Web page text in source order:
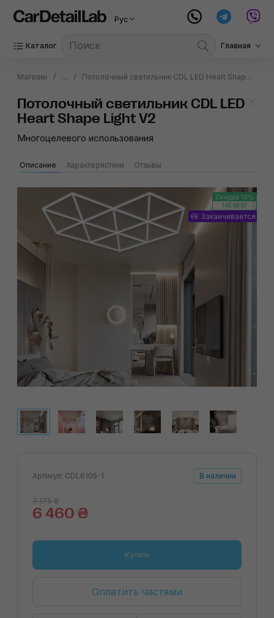
Рус
Каталог Главная
Магазин ... Потолочный светиль­ник CDL LED Heart Shape Light V2
Потолочный светиль­ник CDL LED
Heart Shape Light V2
Многоцелевого использования
Описание Характеристики Отзывы
Скидка 10%
145:08:57
Заканчивается
Артикул: CDL6105-1 В наличии
7 175 ₴
6 460 ₴
Купить
Оплатить частями